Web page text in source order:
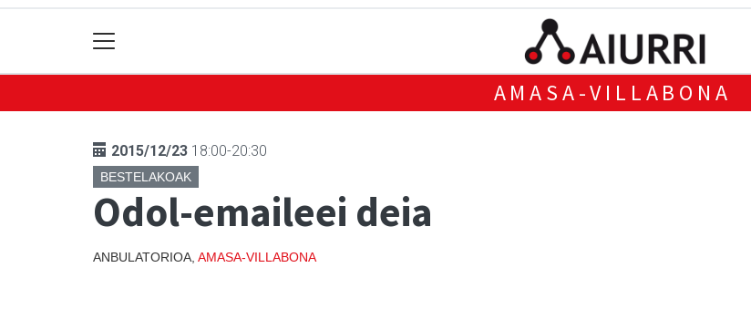
AMASA-VILLABONA
2015/12/23 18:00-20:30
BESTELAKOAK
Odol-emaileei deia
ANBULATORIOA, AMASA-VILLABONA